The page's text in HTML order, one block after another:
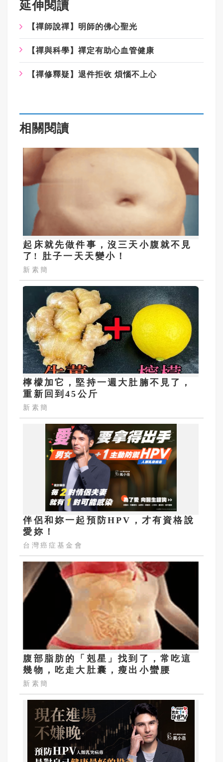
延伸閱讀
【禪師說禪】明師的佛心聖光
【禪與科學】禪定有助心血管健康
【禪修釋疑】退件拒收 煩惱不上心
相關閱讀
起床就先做件事，沒三天小腹就不見
了! 肚子一天天變小！
新素簡
檸檬加它，堅持一週大肚腩不見了，
重新回到45公斤
新素簡
伴侶和妳一起預防HPV，才有資格說
愛妳！
台灣癌症基金會
腹部脂肪的「剋星」找到了，常吃這
幾物，吃走大肚囊，瘦出小蠻腰
新素簡